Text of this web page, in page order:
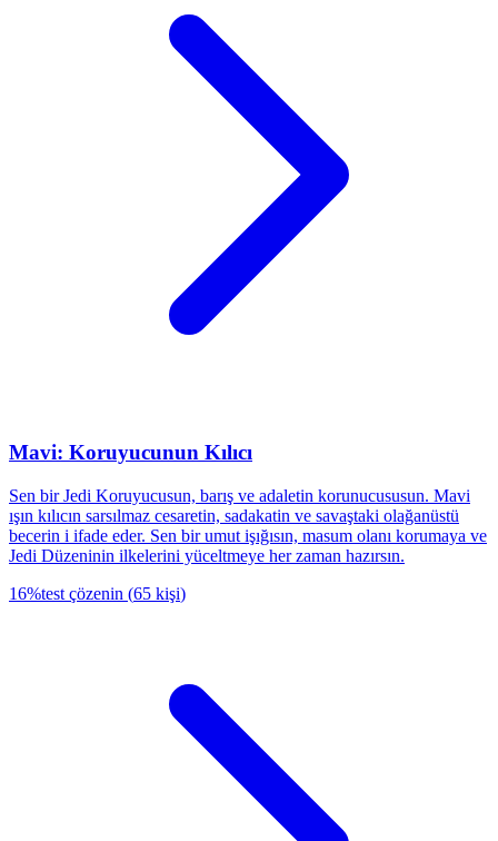
Mavi: Koruyucunun Kılıcı
Sen bir Jedi Koruyucusun, barış ve adaletin korunucususun. Mavi
ışın kılıcın sarsılmaz cesaretin, sadakatin ve savaştaki olağanüstü
becerin i ifade eder. Sen bir umut işığısın, masum olanı korumaya ve
Jedi Düzeninin ilkelerini yüceltmeye her zaman hazırsın.
16%test çözenin (65 kişi)